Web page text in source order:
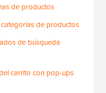
de productos
de productos
de búsqueda
carrito con pop-ups